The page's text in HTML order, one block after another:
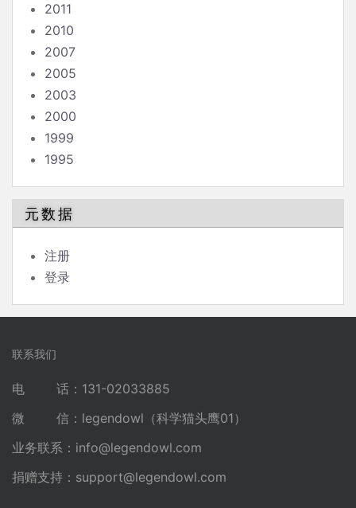
2011
2010
2007
2005
2003
2000
1999
1995
元数据
注册
登录
联系我们
电 话：131-02033885
微 信：legendowl（科学猫头鹰01）
业务联系： info@legendowl.com
捐赠支持： support@legendowl.com